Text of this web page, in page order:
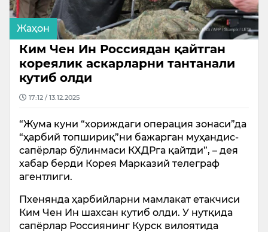
Жаҳон
Ким Чен Ин Россиядан қайтган
кореялик аскарларни тантанали
кутиб олди
17:12 / 13.12.2025
“Жума куни “хориждаги операция зонаси”да
“ҳарбий топшириқ”ни бажарган муҳандис-
сапёрлар бўлинмаси КХДРга қайтди”, – дея
хабар берди Корея Марказий телеграф
агентлиги.
Пхенянда ҳарбийларни мамлакат етакчиси
Ким Чен Ин шахсан кутиб олди. У нутқида
сапёрлар Россиянинг Курск вилоятида